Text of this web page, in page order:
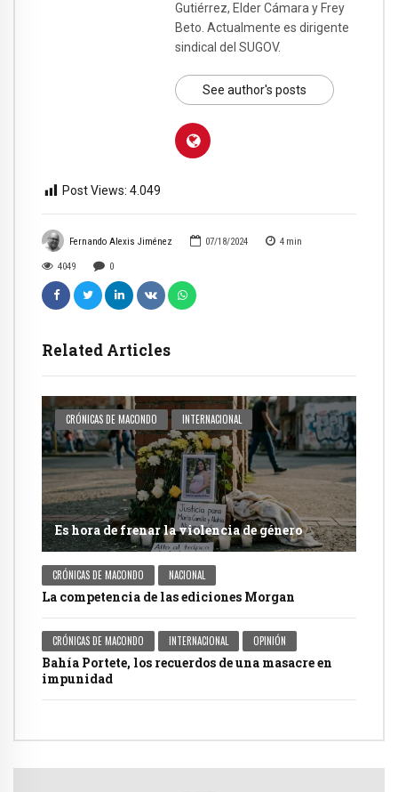
Fernando Alexis Jiménez 07/18/2024 4 min
4049 0
Related Articles
CRÓNICAS DE MACONDO INTERNACIONAL
Es hora de frenar la violencia de género
CRÓNICAS DE MACONDO NACIONAL
La competencia de las ediciones Morgan
CRÓNICAS DE MACONDO INTERNACIONAL OPINIÓN
Bahía Portete, los recuerdos de una masacre en
impunidad
Gutiérrez, Elder Cámara y Frey
Beto. Actualmente es dirigente
sindical del SUGOV.
See author's posts
Post Views: 4.049